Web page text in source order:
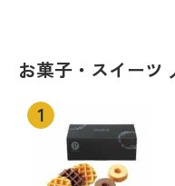
お菓子・スイーツ